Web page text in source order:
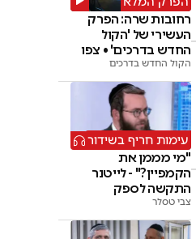
רחובות שרה: הפרק
העשירי של 'הקול
החדש בדרכים' • צפו
הקול החדש בדרכים
עימות חריף בשידור
"מי מממן את
הקמפיין?" - לייטנר
התקשה לספק
תשובות
צבי טסלר